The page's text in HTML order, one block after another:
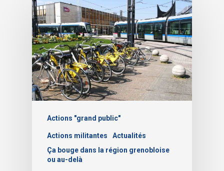
Actions "grand public"
Actions militantes
Actualités
Ça bouge dans la région grenobloise
ou au-delà